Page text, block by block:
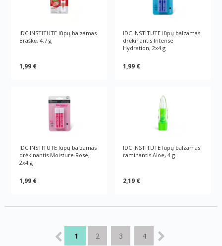
IDC INSTITUTE lūpų balzamas
Braškė, 4,7 g
1,99 €
IDC INSTITUTE lūpų balzamas
drėkinantis Intense
Hydration, 2x4 g
1,99 €
IDC INSTITUTE lūpų balzamas
drėkinantis Moisture Rose,
2x4 g
1,99 €
IDC INSTITUTE lūpų balzamas
raminantis Aloe, 4 g
2,19 €
1 2 3 4